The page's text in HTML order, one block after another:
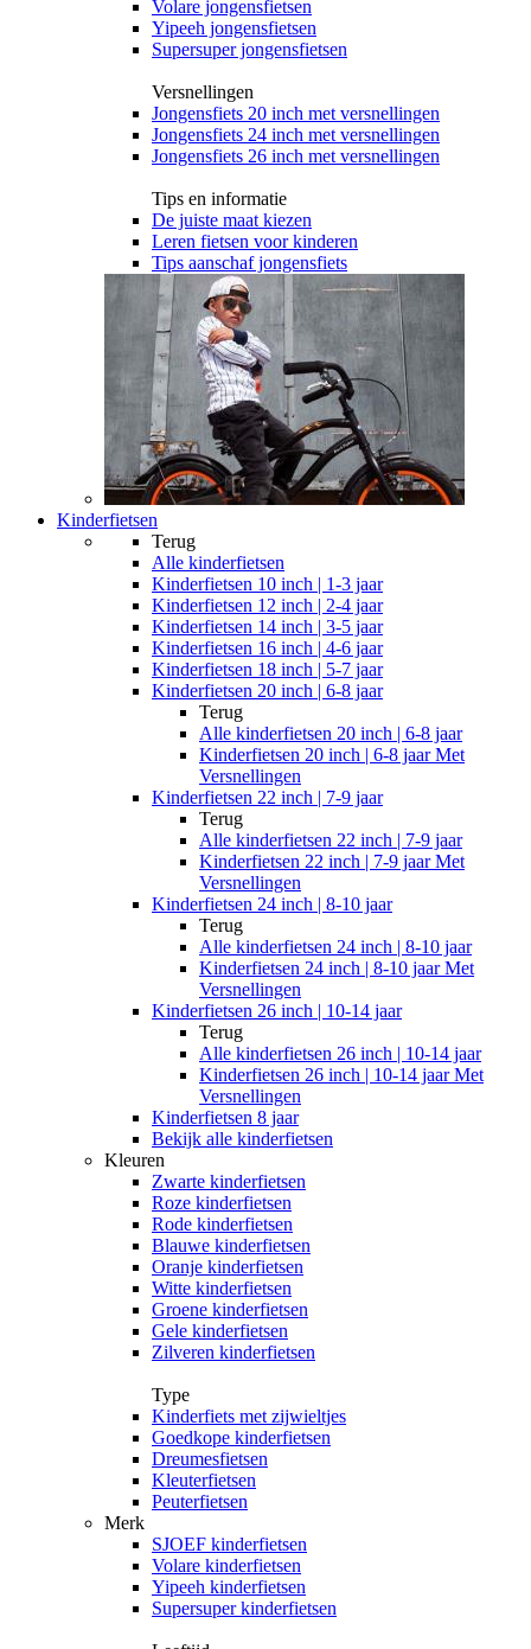
Volare jongensfietsen
Yipeeh jongensfietsen
Supersuper jongensfietsen
Versnellingen
Jongensfiets 20 inch met versnellingen
Jongensfiets 24 inch met versnellingen
Jongensfiets 26 inch met versnellingen
Tips en informatie
De juiste maat kiezen
Leren fietsen voor kinderen
Tips aanschaf jongensfiets
Kinderfietsen
Terug
Alle kinderfietsen
Kinderfietsen 10 inch | 1-3 jaar
Kinderfietsen 12 inch | 2-4 jaar
Kinderfietsen 14 inch | 3-5 jaar
Kinderfietsen 16 inch | 4-6 jaar
Kinderfietsen 18 inch | 5-7 jaar
Kinderfietsen 20 inch | 6-8 jaar
Terug
Alle kinderfietsen 20 inch | 6-8 jaar
Kinderfietsen 20 inch | 6-8 jaar Met
Versnellingen
Kinderfietsen 22 inch | 7-9 jaar
Terug
Alle kinderfietsen 22 inch | 7-9 jaar
Kinderfietsen 22 inch | 7-9 jaar Met
Versnellingen
Kinderfietsen 24 inch | 8-10 jaar
Terug
Alle kinderfietsen 24 inch | 8-10 jaar
Kinderfietsen 24 inch | 8-10 jaar Met
Versnellingen
Kinderfietsen 26 inch | 10-14 jaar
Terug
Alle kinderfietsen 26 inch | 10-14 jaar
Kinderfietsen 26 inch | 10-14 jaar Met
Versnellingen
Kinderfietsen 8 jaar
Bekijk alle kinderfietsen
Kleuren
Zwarte kinderfietsen
Roze kinderfietsen
Rode kinderfietsen
Blauwe kinderfietsen
Oranje kinderfietsen
Witte kinderfietsen
Groene kinderfietsen
Gele kinderfietsen
Zilveren kinderfietsen
Type
Kinderfiets met zijwieltjes
Goedkope kinderfietsen
Dreumesfietsen
Kleuterfietsen
Peuterfietsen
Merk
SJOEF kinderfietsen
Volare kinderfietsen
Yipeeh kinderfietsen
Supersuper kinderfietsen